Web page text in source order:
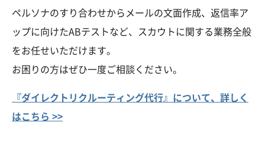
ペルソナのすり合わせからメールの文面作成、返信率ア
ップに向けたABテストなど、スカウトに関する業務全般
をお任せいただけます。
お困りの方はぜひ一度ご相談ください。
『ダイレクトリクルーティング代行』について、詳しく
はこちら >>